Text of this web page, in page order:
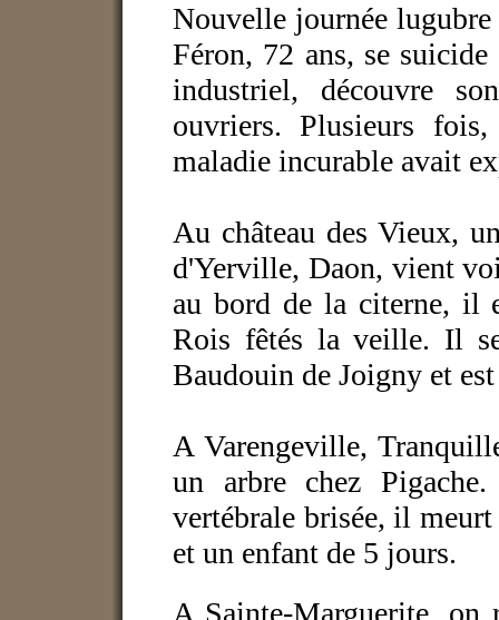
Nouvelle journée
Féron, 72 ans, se
industriel, découvre
ouvriers. Plusieurs
maladie incurable avait
Au château des Vieux,
d'Yerville, Daon, vient
au bord de la citerne, il
Rois fêtés la veille. Il
Baudouin de Joigny et
A Varengeville,
un arbre chez
vertébrale brisée, il
et un enfant de 5 jours.
A Sainte-Marguerite, on